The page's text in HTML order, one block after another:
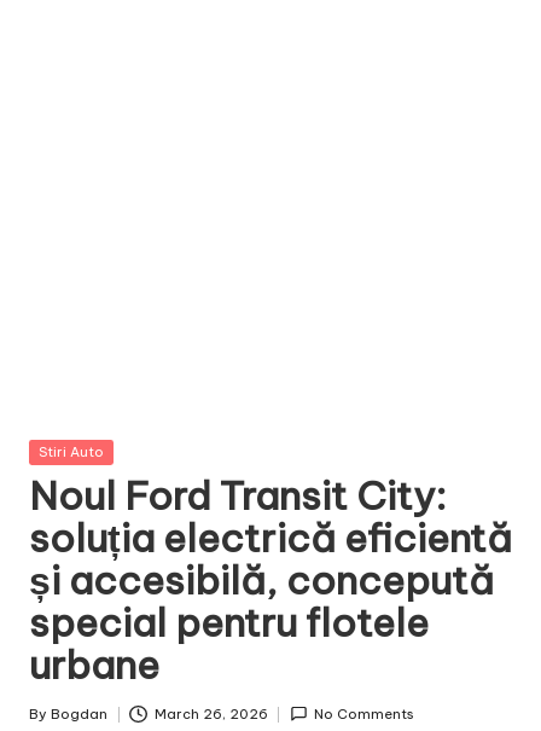
Posted
Stiri Auto
Noul Ford Transit City:
soluția electrică eficientă
și accesibilă, concepută
special pentru flotele
urbane
Posted
By Bogdan March 26, 2026 No Comments